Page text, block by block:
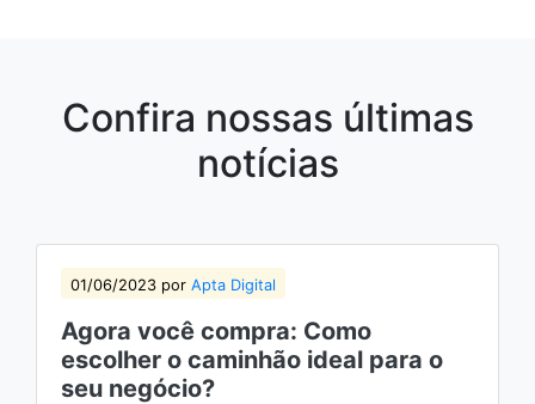
Confira nossas últimas
notícias
01/06/2023 por Apta Digital
Agora você compra: Como
escolher o caminhão ideal para o
seu negócio?